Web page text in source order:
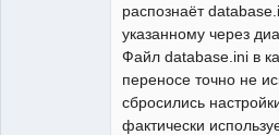
распознаёт
указанному через
Файл database.ini в
переносе точно не
сбросились
фактически